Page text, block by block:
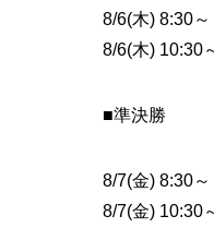
8/6(木) 8:30
8/6(木)
■準決勝
8/7(金) 8:30
8/7(金)